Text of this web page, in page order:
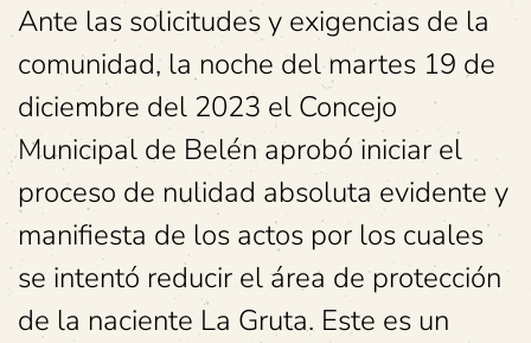
Ante las solicitudes y exigencias de la
comunidad, la noche del martes 19 de
diciembre del 2023 el Concejo
Municipal de Belén aprobó iniciar el
proceso de nulidad absoluta evidente y
manifiesta de los actos por los cuales
se intentó reducir el área de protección
de la naciente La Gruta. Este es un